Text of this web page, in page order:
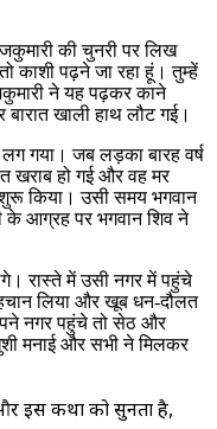
की चुनरी पर लिख
काशी पढ़ने जा रहा हूं। तुम्हें
ने यह पढ़कर काने
खाली हाथ लौट गई।
गया। जब लड़का बारह वर्ष
खराब हो गई और वह मर
शुरू किया। उसी समय भगवान
के आग्रह पर भगवान शिव ने
रास्ते में उसी नगर में पहुंचे
लिया और खूब धन-दौलत
नगर पहुंचे तो सेठ और
मनाई और सभी ने मिलकर
और इस कथा को सुनता है,